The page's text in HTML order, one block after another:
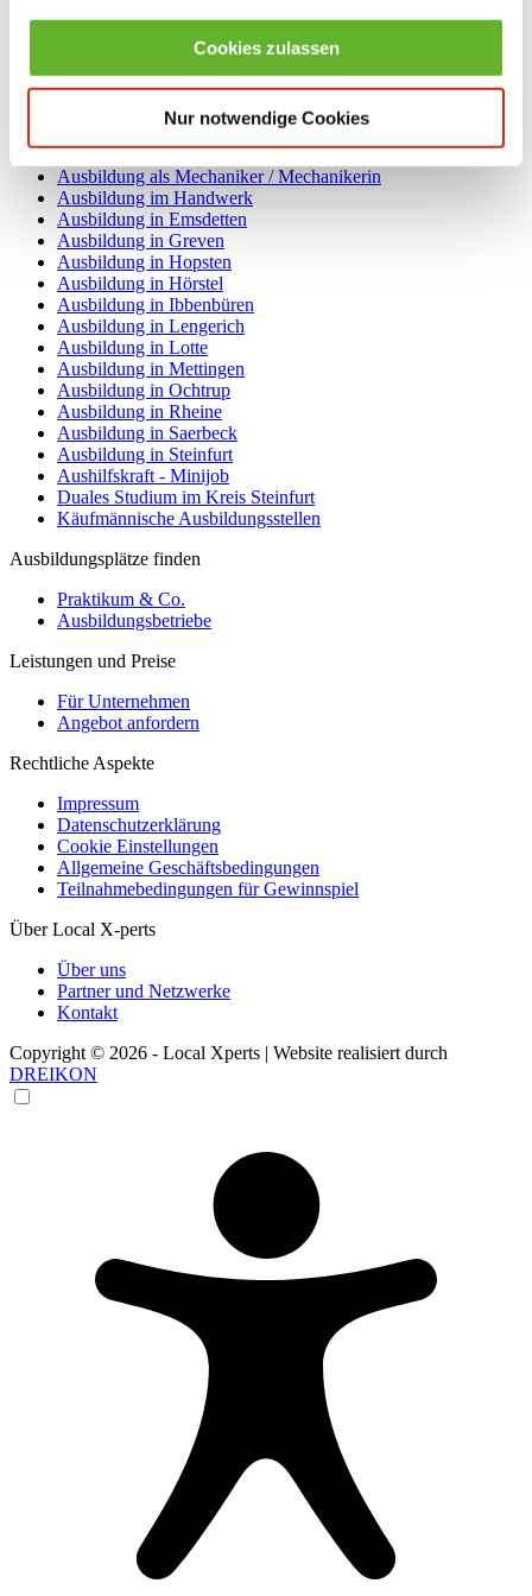
Cookies zulassen
Nur notwendige Cookies
info@lernenfoerdern.de
Ausbildungsangebote nach Kategorien
Ausbildung Elektrotechnik
Ausbildung als Industriekaufmann / Industriekauffrau
Ausbildung als Mechaniker / Mechanikerin
Ausbildung im Handwerk
Ausbildung in Emsdetten
Ausbildung in Greven
Ausbildung in Hopsten
Ausbildung in Hörstel
Ausbildung in Ibbenbüren
Ausbildung in Lengerich
Ausbildung in Lotte
Ausbildung in Mettingen
Ausbildung in Ochtrup
Ausbildung in Rheine
Ausbildung in Saerbeck
Ausbildung in Steinfurt
Aushilfskraft - Minijob
Duales Studium im Kreis Steinfurt
Käufmännische Ausbildungsstellen
Ausbildungsplätze finden
Praktikum & Co.
Ausbildungsbetriebe
Leistungen und Preise
Für Unternehmen
Angebot anfordern
Rechtliche Aspekte
Impressum
Datenschutzerklärung
Cookie Einstellungen
Allgemeine Geschäftsbedingungen
Teilnahmebedingungen für Gewinnspiel
Über Local X-perts
Über uns
Partner und Netzwerke
Kontakt
Copyright © 2026 - Local Xperts | Website realisiert durch
DREIKON